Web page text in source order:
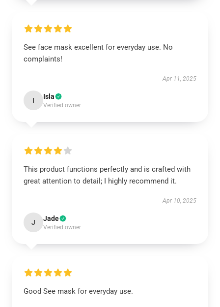
See face mask excellent for everyday use. No
complaints!
Apr 11, 2025
I Isla
Verified owner
This product functions perfectly and is crafted with
great attention to detail; I highly recommend it.
Apr 10, 2025
J Jade
Verified owner
Good See mask for everyday use.